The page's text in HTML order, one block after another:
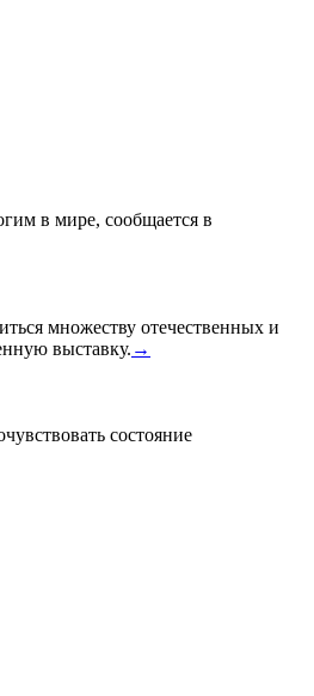
в мире, сообщается в
множеству отечественных и
выставку. →
состояние